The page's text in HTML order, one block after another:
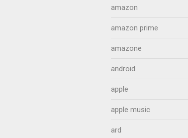
amazon
amazon prime
amazone
android
apple
apple music
ard